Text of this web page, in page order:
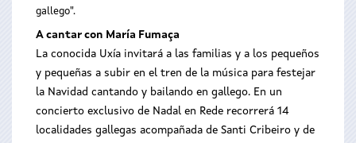
gallego".
A cantar con María Fumaça
La conocida Uxía invitará a las familias y a los pequeños
y pequeñas a subir en el tren de la música para festejar
la Navidad cantando y bailando en gallego. En un
concierto exclusivo de Nadal en Rede recorrerá 14
localidades gallegas acompañada de Santi Cribeiro y de